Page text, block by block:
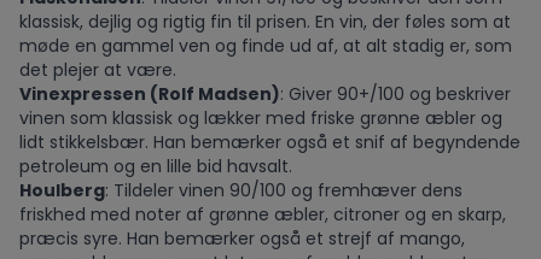
klassisk, dejlig og rigtig fin til prisen. En vin, der føles som at
møde en gammel ven og finde ud af, at alt stadig er, som
det plejer at være.
Vinexpressen (Rolf Madsen): Giver 90+/100 og beskriver
vinen som klassisk og lækker med friske grønne æbler og
lidt stikkelsbær. Han bemærker også et snif af begyndende
petroleum og en lille bid havsalt.
Houlberg: Tildeler vinen 90/100 og fremhæver dens
friskhed med noter af grønne æbler, citroner og en skarp,
præcis syre. Han bemærker også et strejf af mango,